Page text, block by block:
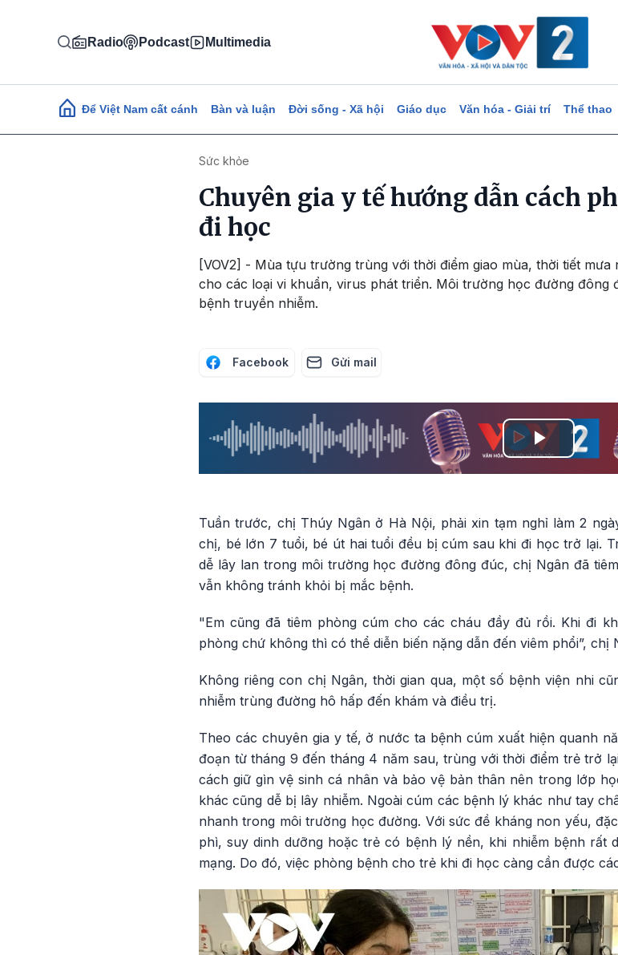
Radio Podcast Multimedia
Main navigation
Để Việt Nam cất cánh Bàn và luận Đời sống - Xã hội Giáo dục Văn hóa - Giải trí Thể thao
Sức khỏe
Chuyên gia y tế hướng dẫn cách
đi học
[VOV2] - Mùa tựu trường trùng với thời điểm giao mùa, thời tiết
cho các loại vi khuẩn, virus phát triển. Môi trường học đường đông
bệnh truyền nhiễm.
Facebook Gửi mail
Play
Tuần trước, chị Thúy Ngân ở Hà Nội, phải xin tạm nghỉ làm 2
chị, bé lớn 7 tuổi, bé út hai tuổi đều bị cúm sau khi đi học trở lại.
dễ lây lan trong môi trường học đường đông đúc, chị Ngân đã
vẫn không tránh khỏi bị mắc bệnh.
"Em cũng đã tiêm phòng cúm cho các cháu đầy đủ rồi. Khi đi
phòng chứ không thì có thể diễn biến nặng dẫn đến viêm phổi”, chị
Không riêng con chị Ngân, thời gian qua, một số bệnh viện nhi
nhiễm trùng đường hô hấp đến khám và điều trị.
Theo các chuyên gia y tế, ở nước ta bệnh cúm xuất hiện quanh
đoạn từ tháng 9 đến tháng 4 năm sau, trùng với thời điểm trẻ trở
cách giữ gìn vệ sinh cá nhân và bảo vệ bản thân nên trong lớp
khác cũng dễ bị lây nhiễm. Ngoài cúm các bệnh lý khác như tay
nhanh trong môi trường học đường. Với sức đề kháng non yếu,
phì, suy dinh dưỡng hoặc trẻ có bệnh lý nền, khi nhiễm bệnh rất
mạng. Do đó, việc phòng bệnh cho trẻ khi đi học càng cần được